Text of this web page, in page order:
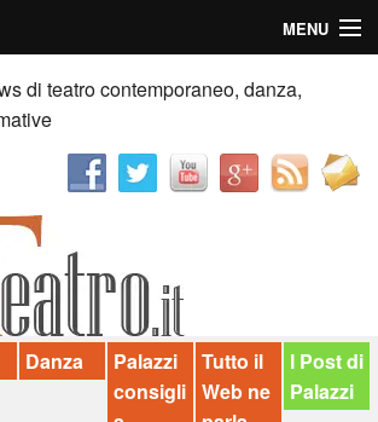
MENU
di teatro contemporaneo, danza,
Danza
Palazzi
consigli
Tutto il
Web ne
I Post di
Palazzi